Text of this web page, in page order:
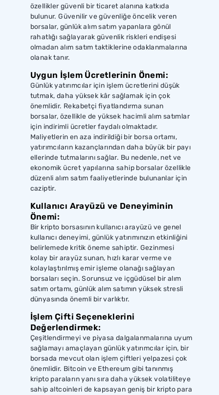
özellikler güvenli bir ticaret alanına katkıda
bulunur. Güvenilir ve güvenliğe öncelik veren
borsalar, günlük alım satım yapanlara gönül
rahatlığı sağlayarak güvenlik riskleri endişesi
olmadan alım satım taktiklerine odaklanmalarına
olanak tanır.
Uygun İşlem Ücretlerinin Önemi:
Günlük yatırımcılar için işlem ücretlerini düşük
tutmak, daha yüksek kâr sağlamak için çok
önemlidir. Rekabetçi fiyatlandırma sunan
borsalar, özellikle de yüksek hacimli alım satımlar
için indirimli ücretler faydalı olmaktadır.
Maliyetlerin en aza indirildiği bir borsa ortamı,
yatırımcıların kazançlarından daha büyük bir payı
ellerinde tutmalarını sağlar. Bu nedenle, net ve
ekonomik ücret yapılarına sahip borsalar özellikle
düzenli alım satım faaliyetlerinde bulunanlar için
caziptir.
Kullanıcı Arayüzü ve Deneyiminin
Önemi:
Bir kripto borsasının kullanıcı arayüzü ve genel
kullanıcı deneyimi, günlük yatırımınızın etkinliğini
belirlemede kritik öneme sahiptir. Gezinmesi
kolay bir arayüz sunan, hızlı karar verme ve
kolaylaştırılmış emir işleme olanağı sağlayan
borsaları seçin. Sorunsuz ve içgüdüsel bir alım
satım ortamı, günlük alım satımın yüksek stresli
dünyasında önemli bir varlıktır.
İşlem Çifti Seçeneklerini
Değerlendirmek:
Çeşitlendirmeyi ve piyasa dalgalanmalarına uyum
sağlamayı amaçlayan günlük yatırımcılar için, bir
borsada mevcut olan işlem çiftleri yelpazesi çok
önemlidir. Bitcoin ve Ethereum gibi tanınmış
kripto paraların yanı sıra daha yüksek volatiliteye
sahip altcoinleri de kapsayan geniş bir kripto para